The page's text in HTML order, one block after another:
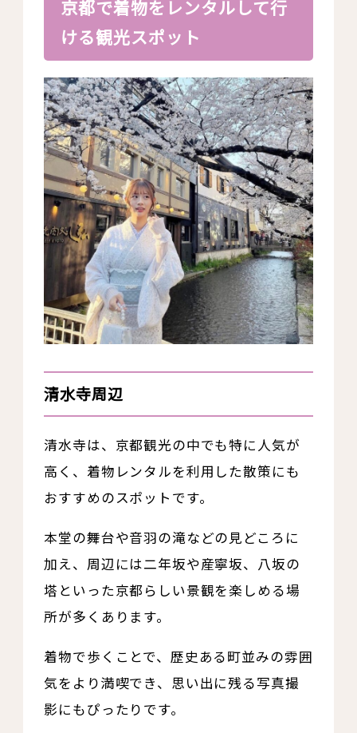
京都で着物をレンタルして行
ける観光スポット
清水寺周辺
清水寺は、京都観光の中でも特に人気が
高く、着物レンタルを利用した散策にも
おすすめのスポットです。
本堂の舞台や音羽の滝などの見どころに
加え、周辺には二年坂や産寧坂、八坂の
塔といった京都らしい景観を楽しめる場
所が多くあります。
着物で歩くことで、歴史ある町並みの雰囲
気をより満喫でき、思い出に残る写真撮
影にもぴったりです。